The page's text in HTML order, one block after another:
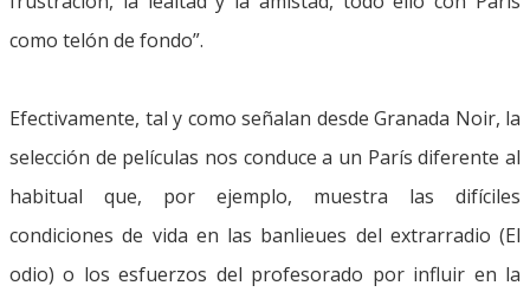
como telón de fondo”.
Efectivamente, tal y como señalan desde Granada Noir, la
selección de películas nos conduce a un París diferente al
habitual que, por ejemplo, muestra las difíciles
condiciones de vida en las banlieues del extrarradio (El
odio) o los esfuerzos del profesorado por influir en la